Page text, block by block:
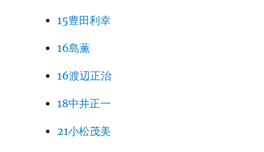
15豊田利幸
16島薫
16渡辺正治
18中井正一
21小松茂美